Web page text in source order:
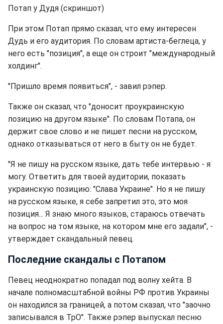
Потап у Дудя (скриншот)
При этом Потап прямо сказал, что ему интересен
Дудь и его аудитория. По словам артиста-беглеца, у
него есть "позиция", а еще он строит "международный
холдинг".
"Пришло время появиться", - завил рэпер.
Также он сказал, что "доносит проукраинскую
позицию на другом языке". По словам Потапа, он
держит свое слово и не пишет песни на русском,
однако отказываться от него в быту он не будет.
"Я не пишу на русском языке, дать тебе интервью - я
могу. Ответить для твоей аудитории, показать
украинскую позицию: "Слава Украине". Но я не пишу
на русском языке, я себе запретил это, это моя
позиция... Я знаю много языков, стараюсь отвечать
на вопрос на том языке, на котором мне его задали", -
утверждает скандальный певец.
Последние скандалы с Потапом
Певец неоднократно попадал под волну хейта. В
начале полномасштабной войны РФ против Украины
он находился за границей, а потом сказал, что "заочно
записывался в ТрО". Также рэпер выпускал песню